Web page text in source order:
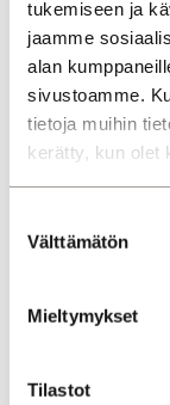
tukemiseen ja
jaamme
alan
sivustoamme.
tietoja muihin
kerätty, kun olet
valinta
Välttämätön
Mieltymykset
Tilastot
aikaa sinulle.
Jyväskylä,
Savilahden
Poikkeavat
0207 751 500